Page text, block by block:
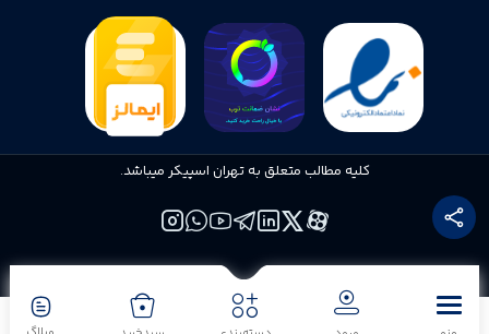
کلیه مطالب متعلق به تهران اسپیکر میباشد.